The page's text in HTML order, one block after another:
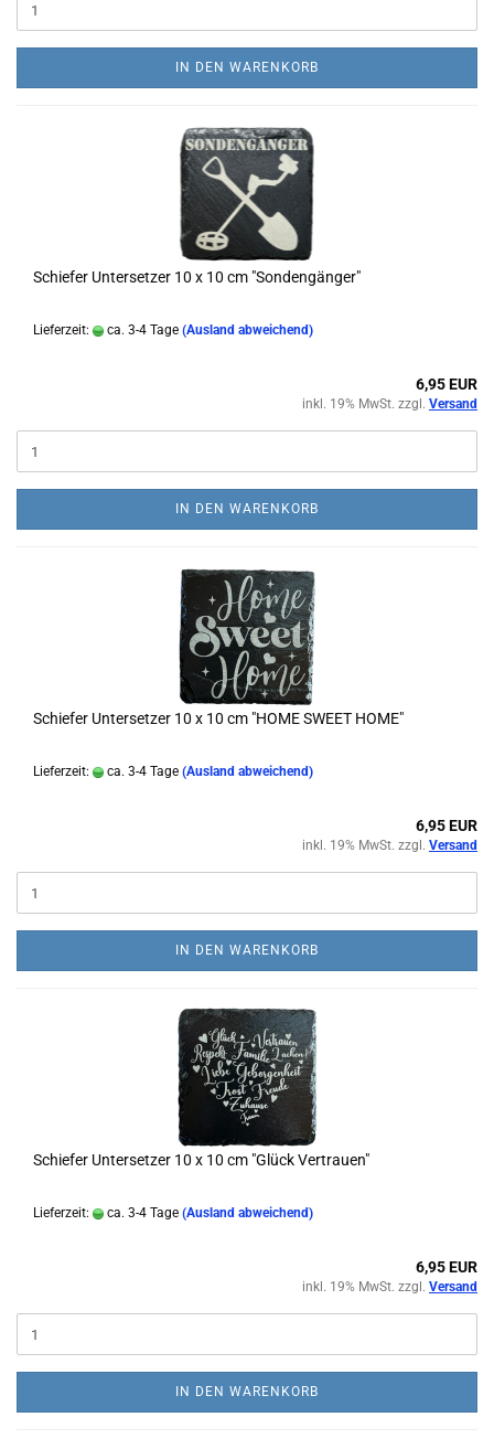
IN DEN WARENKORB
Schiefer Untersetzer 10 x 10 cm "Sondengänger"
Lieferzeit: ca. 3-4 Tage (Ausland abweichend)
6,95 EUR
inkl. 19% MwSt. zzgl. Versand
IN DEN WARENKORB
Schiefer Untersetzer 10 x 10 cm "HOME SWEET HOME"
Lieferzeit: ca. 3-4 Tage (Ausland abweichend)
6,95 EUR
inkl. 19% MwSt. zzgl. Versand
IN DEN WARENKORB
Schiefer Untersetzer 10 x 10 cm "Glück Vertrauen"
Lieferzeit: ca. 3-4 Tage (Ausland abweichend)
6,95 EUR
inkl. 19% MwSt. zzgl. Versand
IN DEN WARENKORB